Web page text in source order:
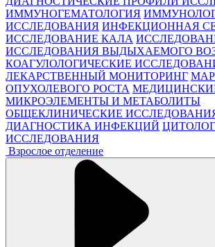
ИММУНОГЕМАТОЛОГИЯ
ИССЛЕДОВАНИЯ ИНФЕКЦИОННАЯ
ИССЛЕДОВАНИЕ КАЛА
ИССЛЕДОВАНИЯ ВЫДЫХАЕМОГО
КОАГУЛОЛОГИЧЕСКИЕ
ЛЕКАРСТВЕННЫЙ МОНИТОРИНГ
ОПУХОЛЕВОГО РОСТА
МИКРОЭЛЕМЕНТЫ И МЕТАБОЛИТЫ
ОБЩЕКЛИНИЧЕСКИЕ
ДИАГНОСТИКА ИНФЕКЦИЙ
ИССЛЕДОВАНИЯ
Взрослое отделение